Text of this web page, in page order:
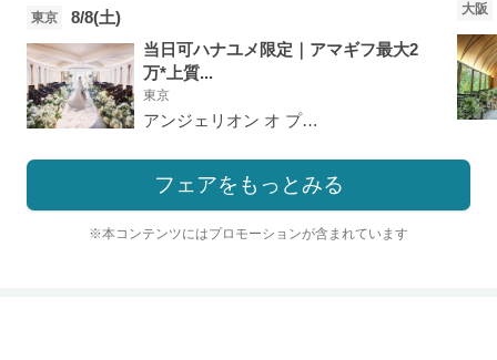
東京
8/8(土)
当日可ハナユメ限定｜アマギフ最大2
万*上質...
東京
アンジェリオン オ プラザTOKYO
大阪
フェアをもっとみる
※本コンテンツにはプロモーションが含まれています